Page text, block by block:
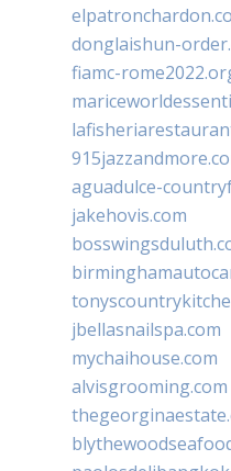
donglaishun-
fiamc-
aguadulce-
jakehovis.com
jbellasnailspa.com
mychaihouse.com
alvisgrooming.com